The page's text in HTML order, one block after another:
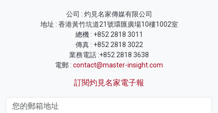
公司 : 灼見名家傳媒有限公司
地址 : 香港黃竹坑道21號環匯廣場10樓1002室
總機 : +852 2818 3011
傳真 : +852 2818 3022
業務電話 :+852 2818 3638
電郵 : contact@master-insight.com
訂閱灼見名家電子報